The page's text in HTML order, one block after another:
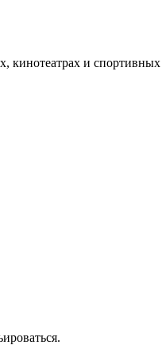
кинотеатрах и